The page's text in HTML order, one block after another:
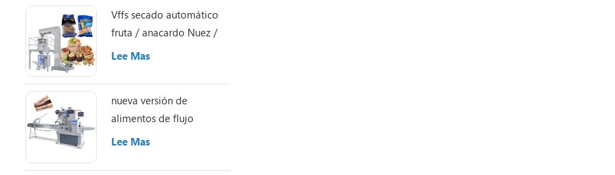
Vffs secado automático
fruta / anacardo Nuez /
Almond máquina de
Lee Mas
nueva versión de
alimentos de flujo
automático Caramelo /
granola / proteína
Lee Mas